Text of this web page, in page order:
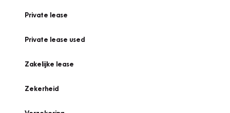
Private lease
Private lease used
Zakelijke lease
Zekerheid